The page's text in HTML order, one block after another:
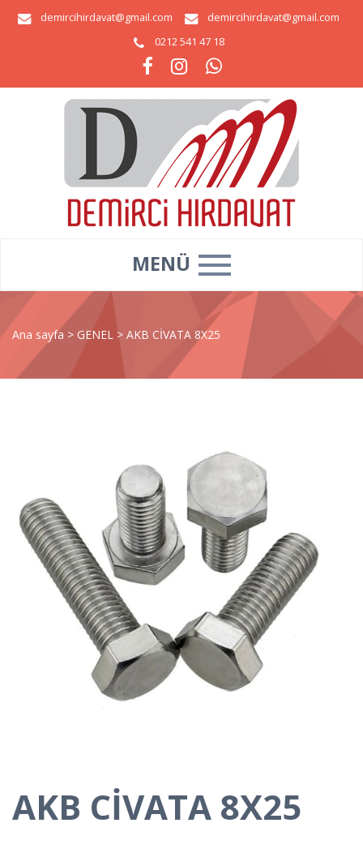
demircihirdavat@gmail.com
demircihirdavat@gmail.com
0212 541 47 18
MENÜ
Ana sayfa > GENEL > AKB CİVATA 8X25
AKB CİVATA 8X25